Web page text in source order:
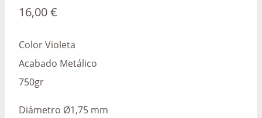
16,00€
Color Violeta
Acabado Metálico
750gr
Diámetro Ø1,75 mm